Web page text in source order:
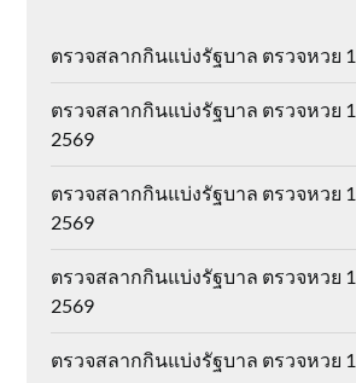
ตรวจสลากกินแบ่งรัฐบาล ตรวจหวย
ตรวจสลากกินแบ่งรัฐบาล ตรวจหวย
2569
ตรวจสลากกินแบ่งรัฐบาล ตรวจหวย
2569
ตรวจสลากกินแบ่งรัฐบาล ตรวจหวย
2569
ตรวจสลากกินแบ่งรัฐบาล ตรวจหวย